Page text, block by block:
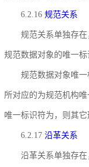
6.2.16 规范关系
规范关系单独存
规范数据对象的唯一
规范数据对象唯一
所对应的为规范机构
唯一标识符为，则其
6.2.17 沿革关系
沿革关系单独存